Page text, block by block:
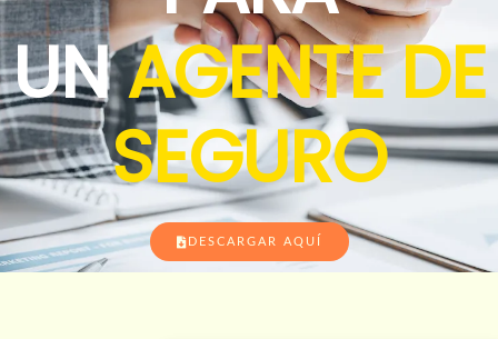
UNAGENTE DE
SEGURO
DESCARGAR AQUÍ